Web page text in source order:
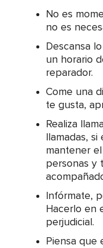
No es
no es
Descansa
un horario
reparador.
Come una
te gusta,
Realiza
llamadas,
mantener
personas y
Infórmate,
Hacerlo en
perjudicial.
Piensa que